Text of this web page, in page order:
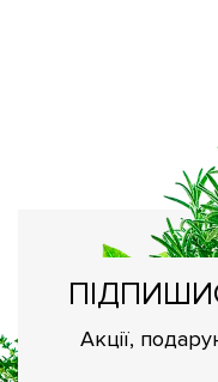
Акції,